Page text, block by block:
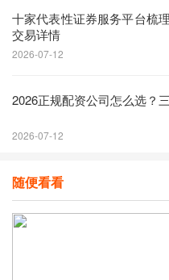
十家代表性证券服务平台梳
交易详情
2026-07-12
2026正规配资公司怎么选？
2026-07-12
随便看看